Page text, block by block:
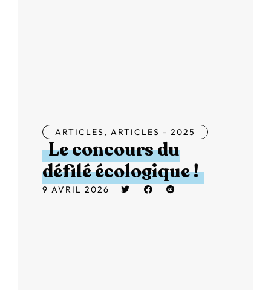
ARTICLES, ARTICLES - 2025
Le concours du
défilé écologique !
9 AVRIL 2026